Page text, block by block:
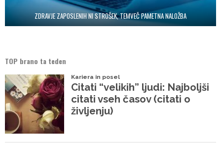
ZDRAVJE ZAPOSLENIH NI STROŠEK, TEMVEČ PAMETNA NALOŽBA
TOP brano ta teden